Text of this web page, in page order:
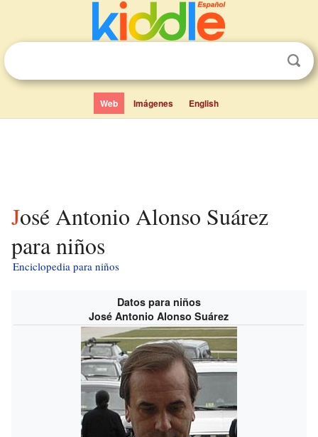
Web Imágenes English
José Antonio Alonso Suárez
para niños
Enciclopedia para niños
Datos para niños
José Antonio Alonso Suárez